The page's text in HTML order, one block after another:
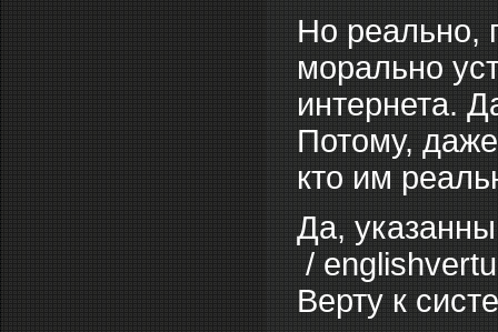
Но реально,
морально
интернета.
Потому,
кто им
Да,
/
Верту к